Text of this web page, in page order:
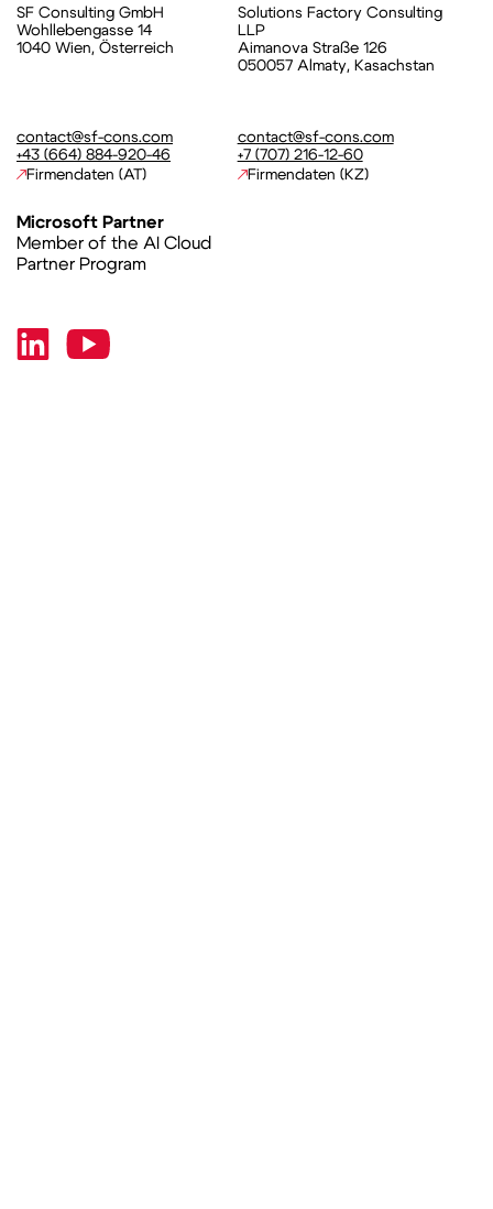
SF Consulting GmbH
Wohllebengasse 14
1040 Wien, Österreich
contact@sf-cons.com
+43 (664) 884-920-46
Firmendaten (AT)
Microsoft Partner
Member of the AI Cloud
Partner Program
Solutions Factory Consulting
LLP
Aimanova Straße 126
050057 Almaty, Kasachstan
contact@sf-cons.com
+7 (707) 216-12-60
Firmendaten (KZ)